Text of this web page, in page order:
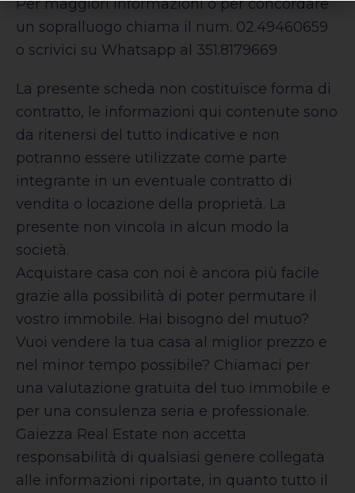
Per maggiori informazioni o per concordare
un sopralluogo chiama il num. 02.49460659
o scrivici su Whatsapp al 351.8179669
La presente scheda non costituisce forma di
contratto, le informazioni qui contenute sono
da ritenersi del tutto indicative e non
potranno essere utilizzate come parte
integrante in un eventuale contratto di
vendita o locazione della proprietà. La
presente non vincola in alcun modo la
società.
Acquistare casa con noi è ancora più facile
grazie alla possibilità di poter permutare il
vostro immobile. Hai bisogno del mutuo?
Vuoi vendere la tua casa al miglior prezzo e
nel minor tempo possibile? Chiamaci per
una valutazione gratuita del tuo immobile e
per una consulenza seria e professionale.
Gaiezza Real Estate non accetta
responsabilità di qualsiasi genere collegata
alle informazioni riportate, in quanto tutto il